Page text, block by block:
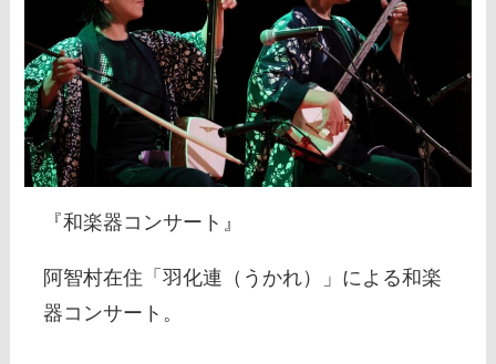
『和楽器コンサート』
阿智村在住「羽化連（うかれ）」による和楽
器コンサート。